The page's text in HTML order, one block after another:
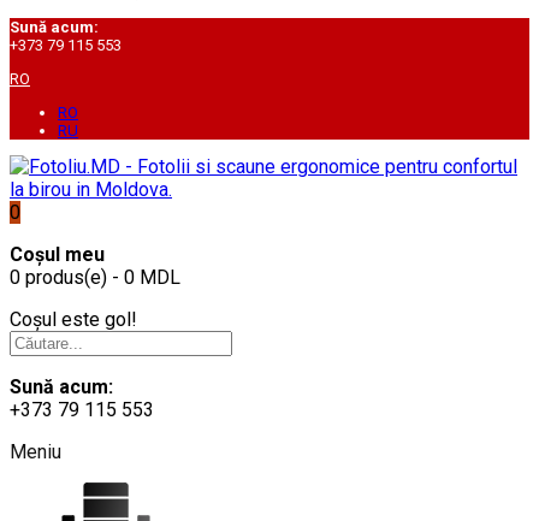
Sună acum:
+373 79 115 553
RO
RO
RU
0
Coșul meu
0 produs(e) - 0 MDL
Coșul este gol!
Sună acum:
+373 79 115 553
Meniu